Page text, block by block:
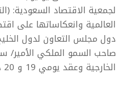
لجمعية الاقتصاد السعودية:
العالمية وانعكاساتها على
دول مجلس التعاون لدول
صاحب السمو الملكي الأمير/
الخارجية وعقد يومي 19 و 20 ذو...